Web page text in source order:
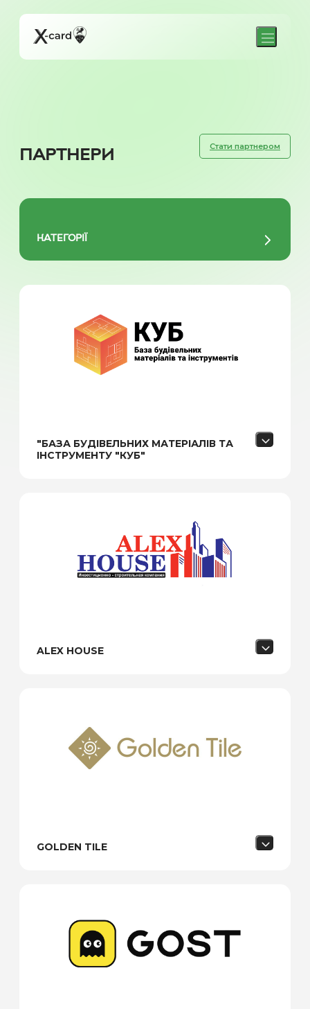
ПАРТНЕРИ Стати партнером
КАТЕГОРІЇ
"БАЗА БУДІВЕЛЬНИХ МАТЕРІАЛІВ ТА
ІНСТРУМЕНТУ "КУБ"
ALEX HOUSE
GOLDEN TILE